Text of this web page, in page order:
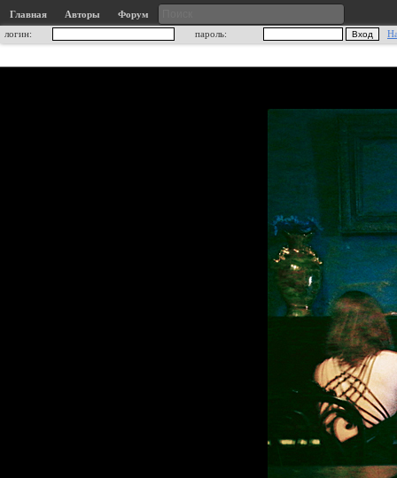
Главная Авторы
Форум
логин:
пароль: